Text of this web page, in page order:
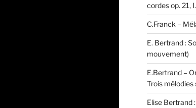
cordes op. 21,
C.Franck –
E. Bertrand :
mouvement)
E.Bertrand –
Trois mélodies
Elise Bertrand